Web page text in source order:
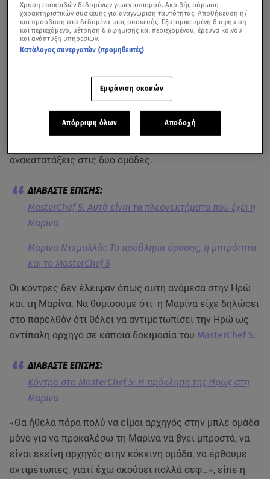
Τα πάνω κάτω ήρθαν στην κουζίνα τουMasterChef 5
ανακατατάξεις στις δύο ομάδες.
MasterChef 5: Αυτά είναι τα πλεονεκτήματα που έχει η
Μαρίνα
Μαρίνα Ντεμολλάι: Το πρόβλημα όρασης, η μητρότητα
και το MasterChef 5
Οι κόντρες δεν έλειψαν όπως αυτή ανάμεσα στην Ηρώ
και τη Μαρίνα. Να θυμίσουμε ότι η Μαρίνα είχε δηλώσει
στο παρελθόν ότι θέλει να αντιμετωπίσει την Ηρώ ως
αντίπαλη αρχηγό σε κάποια δοκιμασία του MasterChef 5.
Κόντρα στο MasterChef 5: Η πρόκληση της Ηρώς στη
Μαρίνα
«Θα ήθελα πάρα πολύ να είμαι αρχηγός στην μπλε ομάδα
μόνο για να προκαλέσω τη Μαρίνα να βγει μπροστά, να
είναι εκείνη αρχηγός στην κόκκινη ομάδα, να έρθουμε
αντιμέτωπες, γιατί έχω ακούσει πολλά σεφ…», είπε η
Χρήση επακριβών δεδομένων γεωεντοπισμού. Ακριβής σάρωση
χαρακτηριστικών συσκευής για αναγνώριση ταυτότητας. Αποθήκευση ή/
και πρόσβαση στα δεδομένα μιας συσκευής. Εξατομικευμένη διαφήμιση
και περιεχόμενο, μέτρηση διαφήμισης και περιεχομένου, έρευνα κοινού
και ανάπτυξη υπηρεσιών.
Κατάλογος συνεργατών (προμηθευτές)
Εμφάνιση σκοπών
Απόρριψη όλων Αποδοχή